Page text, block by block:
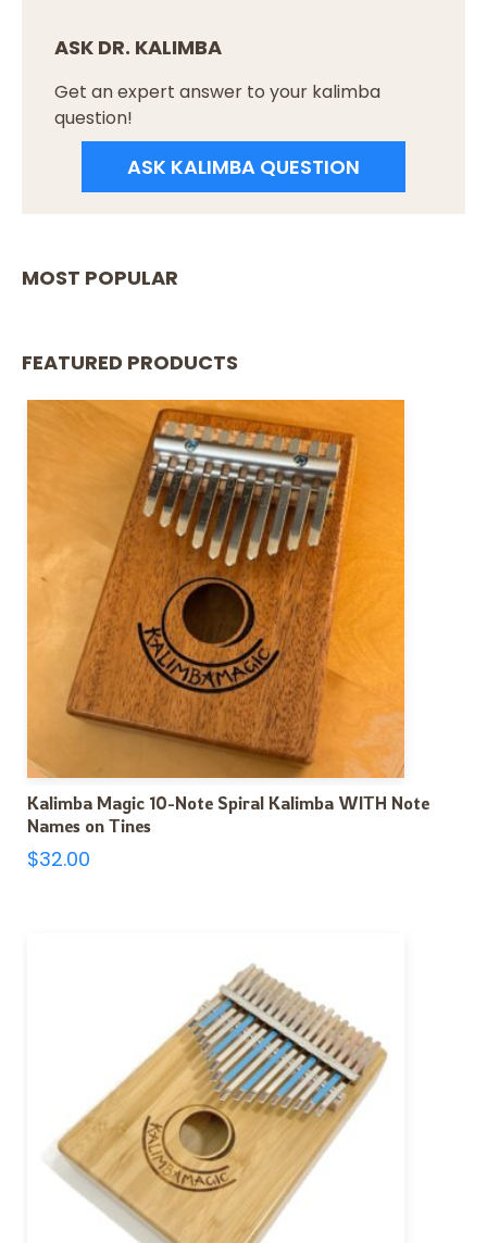
ASK DR. KALIMBA
Get an expert answer to your kalimba
question!
ASK KALIMBA QUESTION
MOST POPULAR
FEATURED PRODUCTS
Kalimba Magic 10-Note Spiral Kalimba WITH Note
Names on Tines
$32.00